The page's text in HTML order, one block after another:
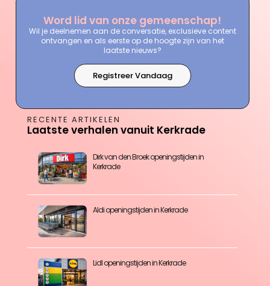
Word lid van onze gemeenschap!
Wil je deelnemen aan de conversatie, exclusieve content
ontvangen en als eerste op de hoogte zijn van het
laatste nieuws?
Registreer Vandaag
RECENTE ARTIKELEN
Laatste verhalen vanuit Kerkrade
Dirk van den Broek openingstijden in
Kerkrade
Aldi openingstijden in Kerkrade
Lidl openingstijden in Kerkrade